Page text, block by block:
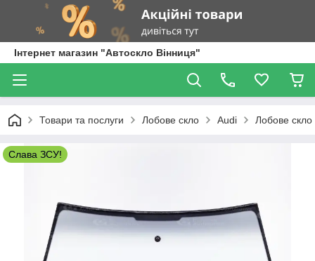
Інтернет магазин "Автоскло Вінниця"
Товари та послуги Лобове скло Audi Лобове
Слава ЗСУ!